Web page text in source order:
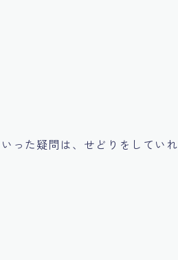
った疑問は、せどりをしていれ